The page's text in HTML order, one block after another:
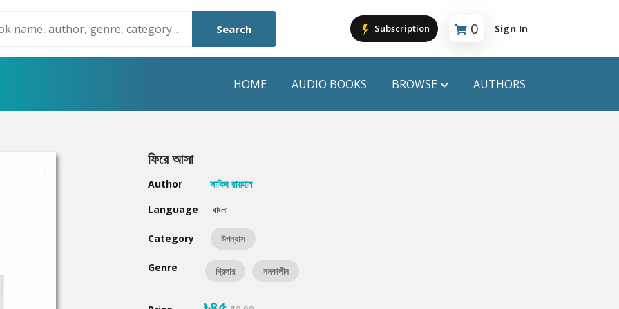
Search Subscription 0
Cart is empty
Sign In
HOME AUDIO BOOKS BROWSE
Humayun Ahmed
Mouri Morium
Hot & New
AUTHORS
ফিরে আসা
Author
সাকিব রায়হান
Language
বাংলা
Category উপন্যাস
Genre থ্রিলার সমকালীন